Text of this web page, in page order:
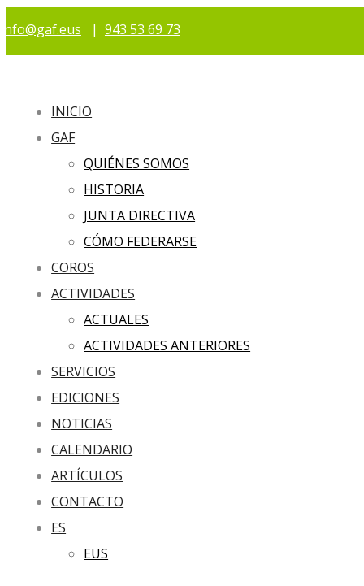
info@gaf.eus | 943 53 69 73
INICIO
GAF
QUIÉNES SOMOS
HISTORIA
JUNTA DIRECTIVA
CÓMO FEDERARSE
COROS
ACTIVIDADES
ACTUALES
ACTIVIDADES ANTERIORES
SERVICIOS
EDICIONES
NOTICIAS
CALENDARIO
ARTÍCULOS
CONTACTO
ES
EUS